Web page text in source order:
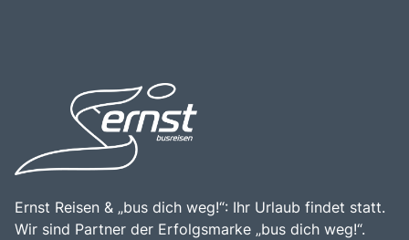
Ernst Reisen & „bus dich weg!“: Ihr Urlaub findet statt.
Wir sind Partner der Erfolgsmarke „bus dich weg!“.